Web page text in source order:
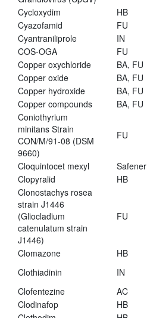
Cycloxydim
HB
Cyazofamid
FU
Cyantraniliprole
IN
COS-OGA
FU
Copper oxychloride
BA, FU
Copper oxide
BA, FU
Copper hydroxide
BA, FU
Copper compounds
BA, FU
Coniothyrium
minitans Strain
CON/M/91-08 (DSM
9660)
FU
Cloquintocet mexyl Safener
Clopyralid
HB
Clonostachys rosea
strain J1446
(Gliocladium
catenulatum strain
J1446)
FU
Clomazone HB
Clothiadinin
IN
Clofentezine
AC
Clodinafop
HB